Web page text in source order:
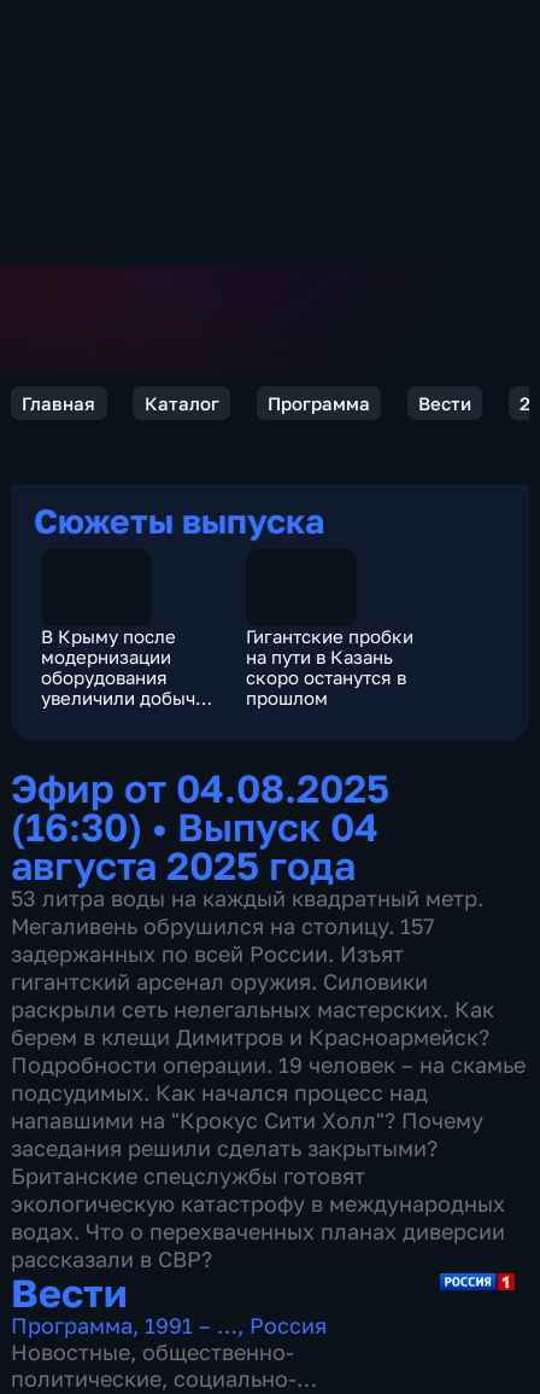
Главная Каталог Программа Вести
Сюжеты выпуска
В Крыму после
модернизации
оборудования
увеличили добычу
Гигантские пробки
на пути в Казань
скоро останутся в
прошлом
Эфир от 04.08.2025
(16:30) • Выпуск 04
августа 2025 года
53 литра воды на каждый квадратный метр.
Мегаливень обрушился на столицу. 157
задержанных по всей России. Изъят
гигантский арсенал оружия. Силовики
раскрыли сеть нелегальных мастерских. Как
берем в клещи Димитров и Красноармейск?
Подробности операции. 19 человек – на скамье
подсудимых. Как начался процесс над
напавшими на "Крокус Сити Холл"? Почему
заседания решили сделать закрытыми?
Британские спецслужбы готовят
экологическую катастрофу в международных
водах. Что о перехваченных планах диверсии
рассказали в СВР?
Вести
Программа, 1991 – …, Россия
Новостные, общественно-
политические, социально-